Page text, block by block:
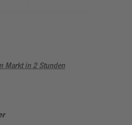
Markt in 2 Stunden